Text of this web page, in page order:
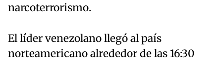
narcoterrorismo.
El líder venezolano llegó al país
norteamericano alrededor de las 16:30